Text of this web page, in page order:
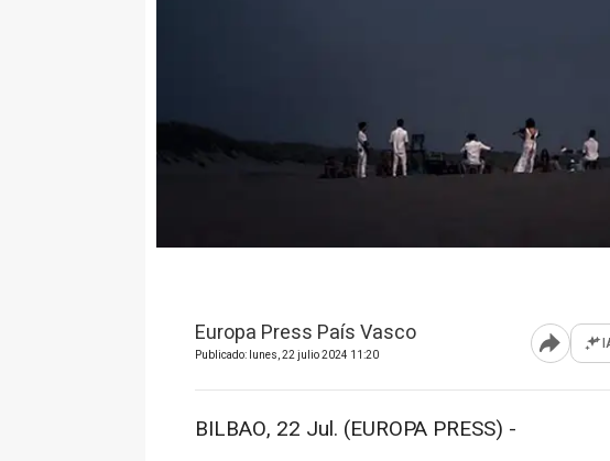
Europa Press País Vasco
Publicado: lunes, 22 julio 2024 11:20 Abrir
BILBAO, 22 Jul. (EUROPA PRESS) -